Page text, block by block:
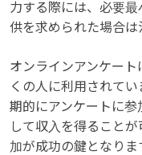
力する際には、必要
供を求められた場合は
オンラインアンケー
くの人に利用されて
期的にアンケートに参
して収入を得ること
加が成功の鍵となり